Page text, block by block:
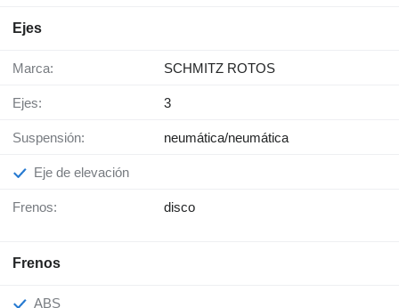
Ejes
Marca: SCHMITZ ROTOS
Ejes: 3
Suspensión: neumática/neumática
Eje de elevación
Frenos: disco
Frenos
ABS